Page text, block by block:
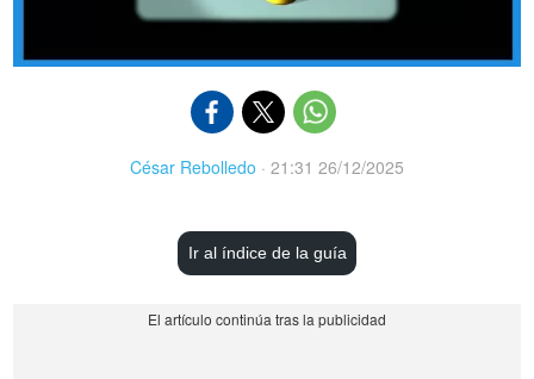
César Rebolledo · 21:31 26/12/2025
Ir al índice de la guía